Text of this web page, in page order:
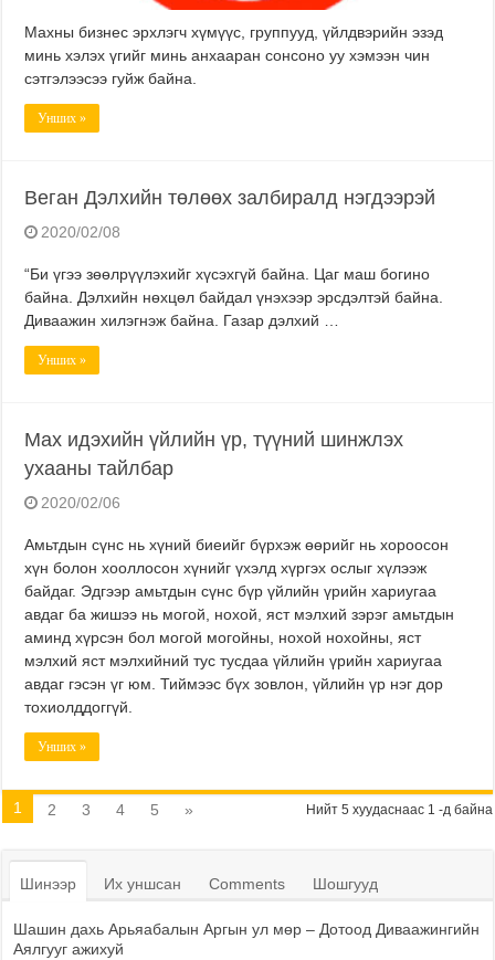
Махны бизнес эрхлэгч хүмүүс, группууд, үйлдвэрийн эзэд
минь хэлэх үгийг минь анхааран сонсоно уу хэмээн чин
сэтгэлээсээ гуйж байна.
Унших »
Веган Дэлхийн төлөөх залбиралд нэгдээрэй
2020/02/08
“Би үгээ зөөлрүүлэхийг хүсэхгүй байна. Цаг маш богино
байна. Дэлхийн нөхцөл байдал үнэхээр эрсдэлтэй байна.
Диваажин хилэгнэж байна. Газар дэлхий …
Унших »
Мах идэхийн үйлийн үр, түүний шинжлэх
ухааны тайлбар
2020/02/06
Амьтдын сүнс нь хүний биеийг бүрхэж өөрийг нь хороосон
хүн болон хооллосон хүнийг үхэлд хүргэх ослыг хүлээж
байдаг. Эдгээр амьтдын сүнс бүр үйлийн үрийн хариугаа
авдаг ба жишээ нь могой, нохой, яст мэлхий зэрэг амьтдын
аминд хүрсэн бол могой могойны, нохой нохойны, яст
мэлхий яст мэлхийний тус тусдаа үйлийн үрийн хариугаа
авдаг гэсэн үг юм. Тиймээс бүх зовлон, үйлийн үр нэг дор
тохиолддоггүй.
Унших »
Нийт 5 хуудаснаас 1 -д байна
1 2 3 4 5 »
Шинээр Их уншсан Comments Шошгууд
Шашин дахь Арьяабалын Аргын ул мөр – Дотоод Диваажингийн
Аялгууг ажихуй